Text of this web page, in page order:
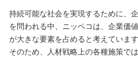
持続可能な社会を実現するために、
を問われる中、ニッペコは、企業価
が大きな要素を占めると考えています
そのため、人材戦略上の各種施策で